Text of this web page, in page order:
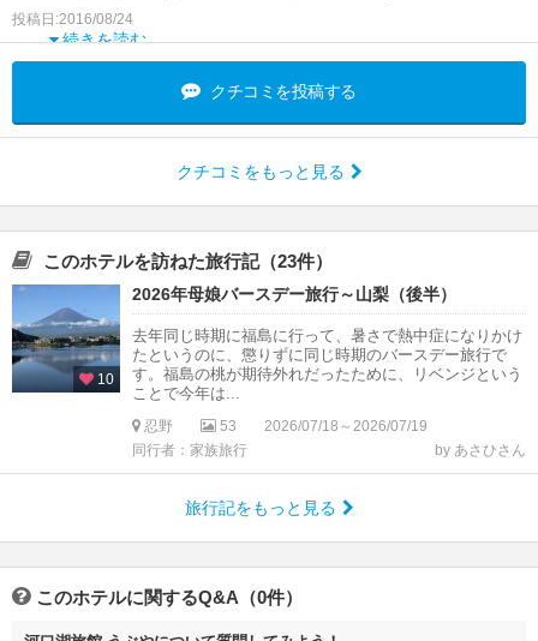
い。
部屋の説明
続きを読む
投稿日:2016/08/24
クチコミを投稿する
クチコミをもっと見る
このホテルを訪ねた旅行記（23件）
10
2026年母娘バースデー旅行～山梨（後半）
去年同じ時期に福島に行って、暑さで熱中症になりかけ
たというのに、懲りずに同じ時期のバースデー旅行で
す。福島の桃が期待外れだったために、リベンジという
ことで今年は...
忍野 53
2026/07/18～2026/07/19
同行者：家族旅行
by あさひさん
旅行記をもっと見る
このホテルに関するQ&A（0件）